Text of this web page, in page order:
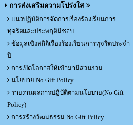
การส่งเสริมความโปร่งใส
แนวปฏิบัติการจัดการเรื่องร้องเรียนการ
ทุจริตและประพฤติมิชอบ
ข้อมูลเชิงสถิติเรื่องร้องเรียนการทุจริตประจำ
ปี
การเปิดโอกาสให้เข้ามามีส่วนร่วม
นโยบาย No Gift Policy
รายงานผลการปฏิบัติตามนโยบาย(No Gift
Policy)
การสร้างวัฒนธรรม No Gift Policy